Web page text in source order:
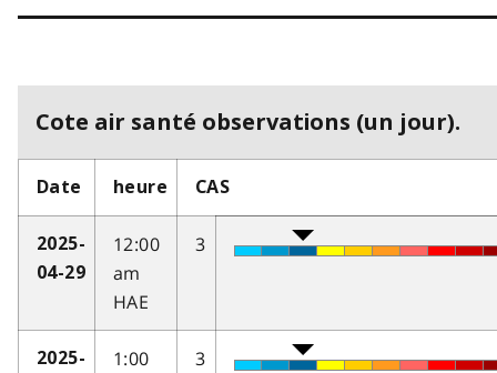
Cote air santé observations (un jour).
Date heure CAS
2025-
04-29
12:00
am
HAE
3
2025-
1:00
3